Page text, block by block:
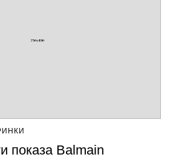
показа Balmain